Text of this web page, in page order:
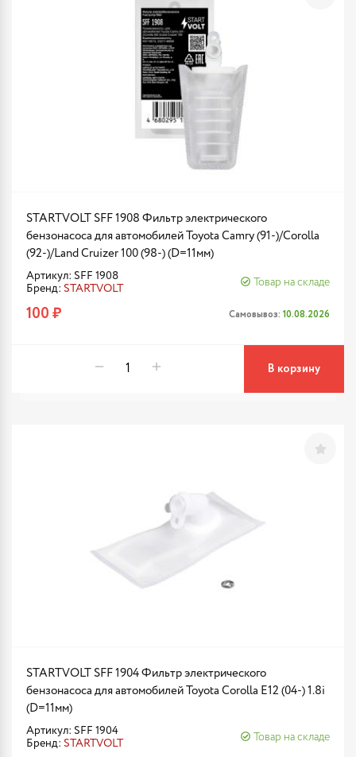
STARTVOLT SFF 1908 Фильтр электрического
бензонасоса для автомобилей Toyota Camry (91-)/Corolla
(92-)/Land Cruizer 100 (98-) (D=11мм)
Артикул: SFF 1908
Бренд: STARTVOLT
Товар на складе
100 ₽ Самовывоз: 10.08.2026
В корзину
STARTVOLT SFF 1904 Фильтр электрического
бензонасоса для автомобилей Toyota Corolla E12 (04-) 1.8i
(D=11мм)
Артикул: SFF 1904
Бренд: STARTVOLT
Товар на складе